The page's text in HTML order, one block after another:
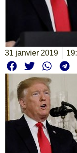
31 janvier 2019